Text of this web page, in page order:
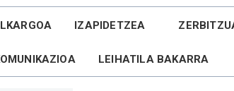
IZAPIDETZEA
LEIHATILA BAKARRA